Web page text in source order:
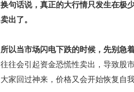
换句话说，真正的大行情只发生在极
卖出了。
所以当市场闪电下跌的时候，先别急着
往往会引起资金恐慌性卖出，导致股
大家回过神来，价格又会开始恢复自我